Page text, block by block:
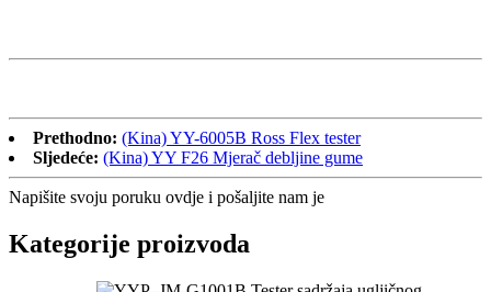
Prethodno: (Kina) YY-6005B Ross Flex tester
Sljedeće: (Kina) YY F26 Mjerač debljine gume
Napišite svoju poruku ovdje i pošaljite nam je
Kategorije proizvoda